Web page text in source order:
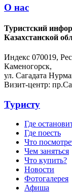
О нас
Туристский
Казахстанской
Индекс 070019,
Каменогорск,
ул. Сагадата
Визит-центр:
Туристу
Где
Где поесть
Что
Чем заняться
Что купить?
Новости
Фотогалерея
Афиша